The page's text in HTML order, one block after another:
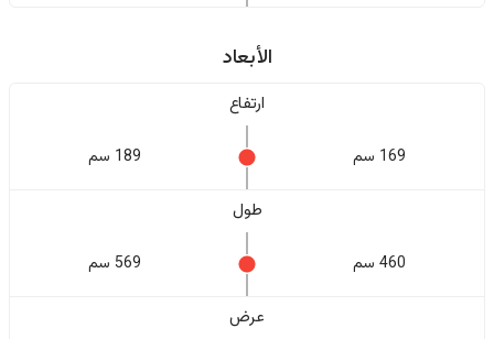
الأبعاد
ارتفاع
169 سم 189 سم
طول
460 سم 569 سم
عرض